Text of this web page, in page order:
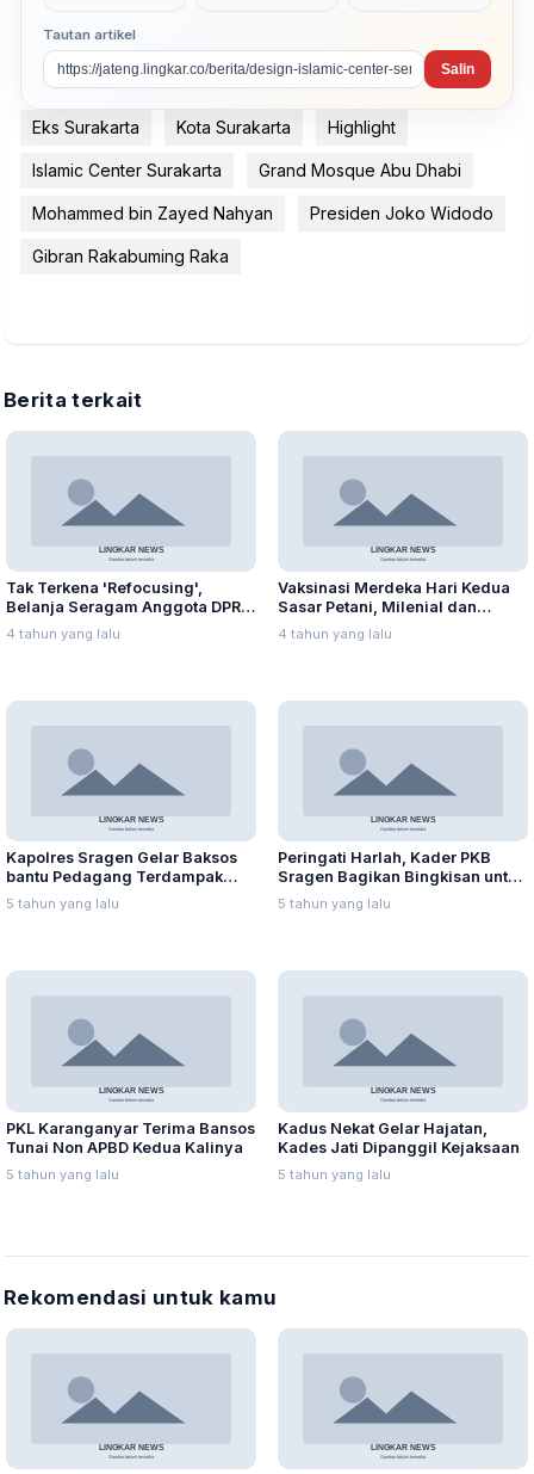
Tautan artikel
Salin
Eks Surakarta Kota Surakarta Highlight
Islamic Center Surakarta Grand Mosque Abu Dhabi
Mohammed bin Zayed Nahyan Presiden Joko Widodo
Gibran Rakabuming Raka
Berita terkait
Tak Terkena 'Refocusing',
Belanja Seragam Anggota DPRD
Capai Ratusan Juta
4 tahun yang lalu
Vaksinasi Merdeka Hari Kedua
Sasar Petani, Milenial dan
Pegawai SPBU
4 tahun yang lalu
Kapolres Sragen Gelar Baksos
bantu Pedagang Terdampak
PPKM
5 tahun yang lalu
Peringati Harlah, Kader PKB
Sragen Bagikan Bingkisan untuk
Keluarga Isoman
5 tahun yang lalu
PKL Karanganyar Terima Bansos
Tunai Non APBD Kedua Kalinya
5 tahun yang lalu
Kadus Nekat Gelar Hajatan,
Kades Jati Dipanggil Kejaksaan
5 tahun yang lalu
Rekomendasi untuk kamu